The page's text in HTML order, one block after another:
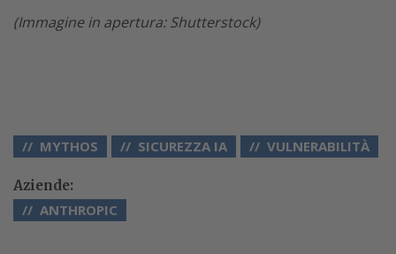
(Immagine in apertura: Shutterstock)
MYTHOS SICUREZZA IA VULNERABILITÀ
Aziende:
ANTHROPIC